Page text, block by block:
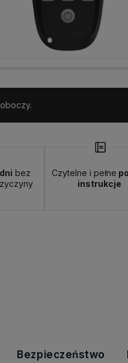
bez
Czytelne i pełne
instrukcje
Bezpieczeństwo